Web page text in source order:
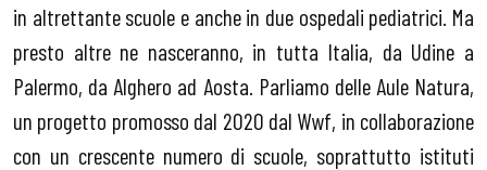
in altrettante scuole e anche in due ospedali pediatrici. Ma
presto altre ne nasceranno, in tutta Italia, da Udine a
Palermo, da Alghero ad Aosta. Parliamo delle Aule Natura,
un progetto promosso dal 2020 dal Wwf, in collaborazione
con un crescente numero di scuole, soprattutto istituti